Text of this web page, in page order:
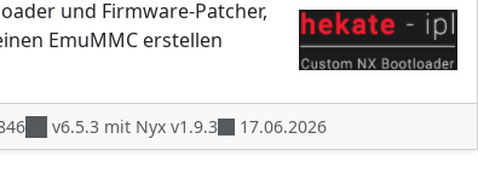
und Firmware-Patcher,
EmuMMC erstellen
v6.5.3 mit Nyx v1.9.3 17.06.2026